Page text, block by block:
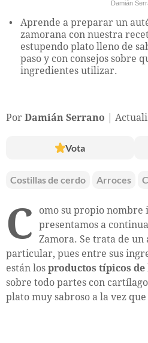
Damián
Aprende a preparar un
zamorana con nuestra
estupendo plato lleno de
paso y con consejos sobre
ingredientes utilizar.
Por Damián Serrano
Vota
Costillas de cerdo Arroces
C
omo su propio nombre
presentamos a
Zamora. Se trata de un
particular, pues entre sus
están los productos típicos
sobre todo partes con
plato muy sabroso a la vez